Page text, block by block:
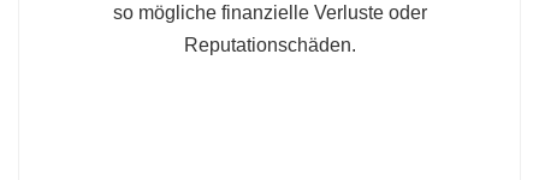
so mögliche finanzielle Verluste oder
Reputationschäden.